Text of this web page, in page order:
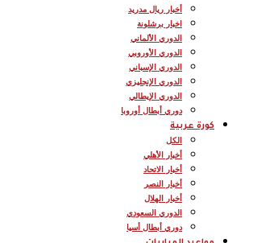
أخبار ريال مدريد
اخبار برشلونة
الدوري الألماني
الدوري الأوروبي
الدوري الإسباني
الدوري الإنجليزي
الدوري الإيطالي
دوري أبطال أوروبا
كورة عربية
الكل
أخبار الأهلي
أخبار الاتحاد
أخبار النصر
أخبار الهلال
الدوري السعودي
دوري أبطال أسيا